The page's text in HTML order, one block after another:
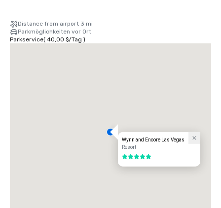
Distance from airport 3 mi
Parkmöglichkeiten vor Ort
Parkservice( 40,00 $/Tag )
Wynn and Encore Las Vegas
Resort
5 von 5